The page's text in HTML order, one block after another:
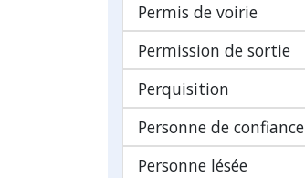
Permis de voirie
Permission de sortie
Perquisition
Personne de confiance
Personne lésée